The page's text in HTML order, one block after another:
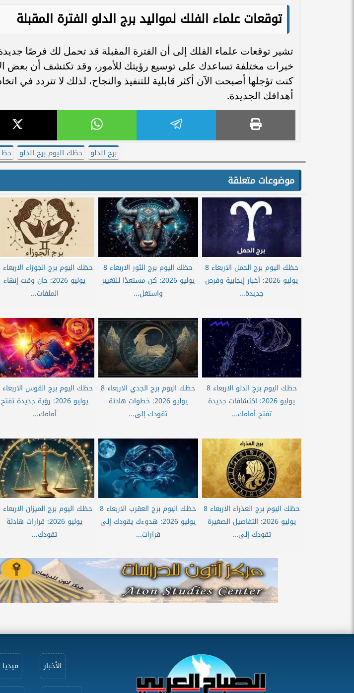
توقعات علماء الفلك لمواليد برج الدلو الفترة المقبلة
تشير توقعات علماء الفلك إلى أن الفترة المقبلة قد تحمل لك فرصًا
خبرات مختلفة تساعدك على توسيع رؤيتك للأمور، وقد تكتشف أن بعض
كنت تؤجلها أصبحت الآن أكثر قابلية للتنفيذ والنجاح، لذلك لا تتردد في
أهدافك الجديدة.
برج الدلو حظك اليوم برج الدلو حظ
موضوعات متعلقة
حظك اليوم برج الحمل الاربعاء 8
يوليو 2026: أخبار إيجابية وفرص
جديدة...
حظك اليوم برج الثور الاربعاء 8
يوليو 2026: كن مستعدًا للتغيير
واستغل...
حظك
يوليو 2026: حان وقت إنهاء
الملفات...
حظك اليوم برج الدلو الاربعاء 8
يوليو 2026: اكتشافات جديدة
تفتح أمامك...
حظك اليوم برج الجدي الاربعاء 8
يوليو 2026: خطوات هادئة
تقودك إلى...
يوليو 2026: رؤية جديدة تفتح
أمامك...
حظك اليوم برج العذراء الاربعاء 8
يوليو 2026: التفاصيل الصغيرة
تقودك إلى...
حظك اليوم برج العقرب الاربعاء 8
يوليو 2026: هدوءك يقودك إلى
قرارات...
حظك
يوليو 2026: قرارات هادئة
تقودك...
الأخبار